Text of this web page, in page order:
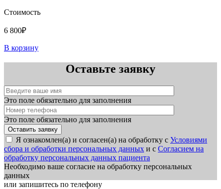
Стоимость
6 800₽
В корзину
Оставьте заявку
Это поле обязательно для заполнения
Это поле обязательно для заполнения
Я ознакомлен(а) и согласен(а) на обработку с Условиями
сбора и обработки персональных данных и с Согласием на
обработку персональных данных пациента
Необходимо ваше согласие на обработку персональных
данных
или запишитесь по телефону